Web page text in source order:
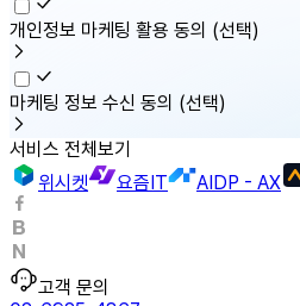
개인정보 마케팅 활용 동의 (선택)
마케팅 정보 수신 동의 (선택)
서비스 전체보기
위시켓
요즘IT AIDP - AX
고객 문의